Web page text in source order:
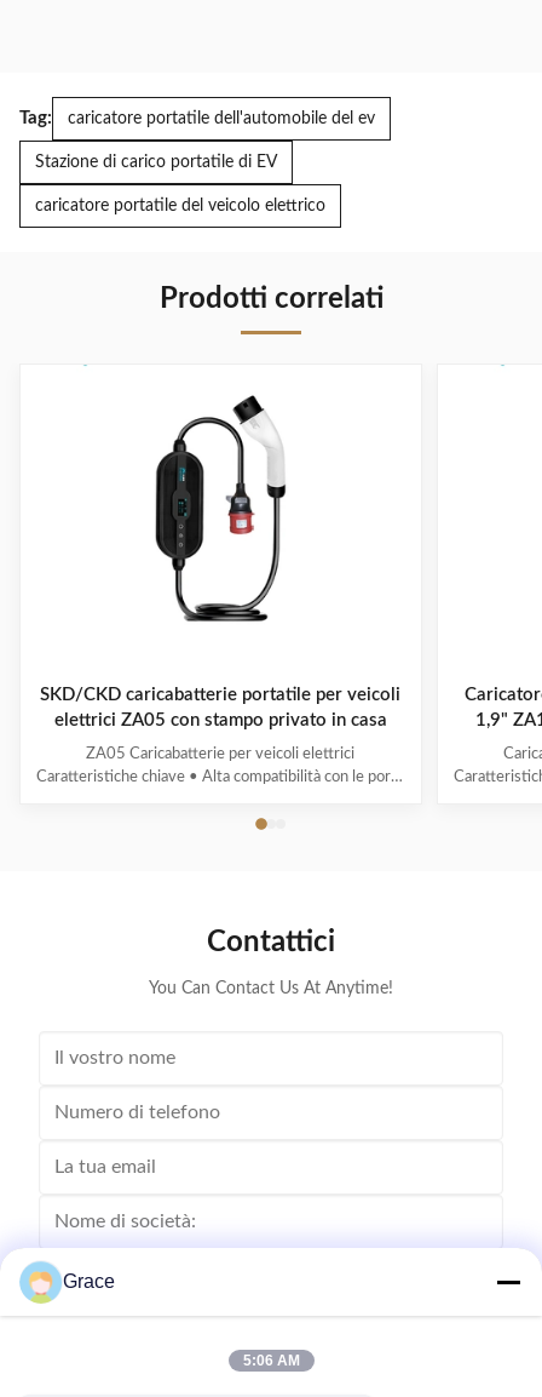
Grado di protezione
dall'ingresso
IP66
Dimensioni
complessive
Lunghezza 420 mm; Diametro 80mm
Protezione dalle
Tipo A+DC6mA(UE)/CCID20(USA)
Tag: caricatore portatile dell'automobile del ev
Stazione di carico portatile di EV
caricatore portatile del veicolo elettrico
Prodotti correlati
SKD/CKD caricabatterie portatile per veicoli
elettrici ZA05 con stampo privato in casa
ZA05 Caricabatterie per veicoli elettrici
Caratteristiche chiave • Alta compatibilità con le porte
Detezione intelligente multipla, monitoraggio in
1,9"
Contattici
You Can Contact Us At Anytime!
Grace
5:06 AM